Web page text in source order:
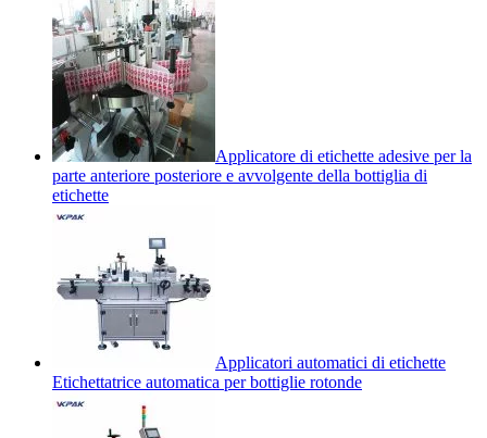
Applicatore di etichette adesive per la
parte anteriore posteriore e avvolgente della bottiglia di
etichette
Applicatori automatici di etichette
Etichettatrice automatica per bottiglie rotonde